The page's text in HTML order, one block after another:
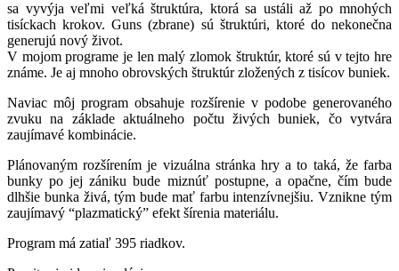
sa vyvýja veľmi veľká štruktúra, ktorá sa ustáli až po mnohých
tisíckach krokov. Guns (zbrane) sú štruktúri, ktoré do nekonečna
generujú nový život.
V mojom programe je len malý zlomok štruktúr, ktoré sú v tejto hre
známe. Je aj mnoho obrovských štruktúr zložených z tisícov buniek.
Naviac môj program obsahuje rozšírenie v podobe generovaného
zvuku na základe aktuálneho počtu živých buniek, čo vytvára
zaujímavé kombinácie.
Plánovaným rozšírením je vizuálna stránka hry a to taká, že farba
bunky po jej zániku bude miznúť postupne, a opačne, čím bude
dlhšie bunka živá, tým bude mať farbu intenzívnejšiu. Vznikne tým
zaujímavý “plazmatický” efekt šírenia materiálu.
Program má zatiaľ 395 riadkov.